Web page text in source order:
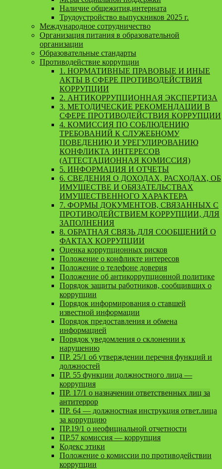
Наличие общежития,интерната
Трудоустройство выпускников 2025 г.
Международное сотрудничество
Организация питания в образовательной
организации
Образовательные стандарты
Противодействие коррупции
1. НОРМАТИВНЫЕ ПРАВОВЫЕ И ИНЫЕ
АКТЫ В СФЕРЕ ПРОТИВОДЕЙСТВИЯ
КОРРУПЦИИ
2. АНТИКОРРУПЦИОННАЯ ЭКСПЕРТИЗА
3. МЕТОДИЧЕСКИЕ РЕКОМЕНДАЦИИ В
СФЕРЕ ПРОТИВОДЕЙСТВИЯ КОРРУПЦИИ
4. КОМИССИЯ ПО СОБЛЮДЕНИЮ
ТРЕБОВАНИЙ К СЛУЖЕБНОМУ
ПОВЕДЕНИЮ И УРЕГУЛИРОВАНИЮ
КОНФЛИКТА ИНТЕРЕСОВ
(АТТЕСТАЦИОННАЯ КОМИССИЯ)
5. ИНФОРМАЦИЯ И ОТЧЕТЫ
6. СВЕДЕНИЯ О ДОХОДАХ, РАСХОДАХ, ОБ
ИМУЩЕСТВЕ И ОБЯЗАТЕЛЬСТВАХ
ИМУЩЕСТВЕННОГО ХАРАКТЕРА
7. ФОРМЫ ДОКУМЕНТОВ, СВЯЗАННЫХ С
ПРОТИВОДЕЙСТВИЕМ КОРРУПЦИИ, ДЛЯ
ЗАПОЛНЕНИЯ
8. ОБРАТНАЯ СВЯЗЬ ДЛЯ СООБЩЕНИЙ О
ФАКТАХ КОРРУПЦИИ
Оценка коррупционных рисков
Положение о конфликте интересов
Положение о телефоне доверия
Положение об антикоррупционной политике
Порядок защиты работников, сообщивших о
коррупции
Порядок информирования о ставшей
известной информации
Порядок предоставления и обмена
информацией
Порядок уведомления о склонении к
нарушению
ПР. 25/1 об утверждении перечня функций и
должностей
ПР. 55 функции должностного лица —
коррупция
ПР. 17/1 о назначении ответственных лиц за
антитеррор
ПР. 64 — должностная инструкция ответ.лица
за коррупцию
ПР.19/1 о неофициальной отчетности
ПР.57 комиссия — коррупция
Кодекс этики
Положение о комиссии по противодействии
коррупции